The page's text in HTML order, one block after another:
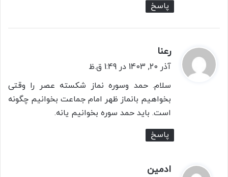
پاسخ
رعنا
ف آذر 20, 1403 در 1:49 ق.ظ
سلام. حمد وسوره نماز شکسته عصر را وقتی
بخواهیم بانماز ظهر امام جماعت بخوانیم چگونه
است. باید حمد سوره بخوانیم یانه.
پاسخ
ادمین